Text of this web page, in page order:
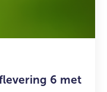
6 met